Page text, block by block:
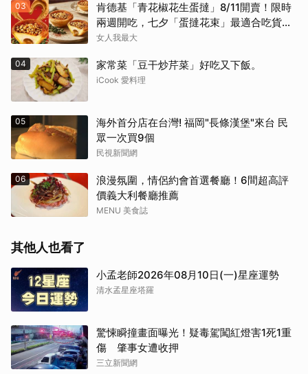
03
肯德基「青花椒花生蛋撻」8/11開賣！限時
兩週開吃，七夕「蛋撻花束」最適合吃貨女
友
女人我最大
04 家常菜「豆干炒芹菜」好吃又下飯。
iCook 愛料理
05
海外首分店在台灣! 福岡"長條漢堡"來台 民
眾一次買9個
民視新聞網
06
浪漫氛圍，情侶約會首選餐廳！6間超高評
價義大利餐廳推薦
MENU 美食誌
其他人也看了
小孟老師2026年08月10日(一)星座運勢
清水孟星座塔羅
驚悚瞬撞畫面曝光！疑毒駕闖紅燈害1死1重
傷 肇事女遭收押
三立新聞網